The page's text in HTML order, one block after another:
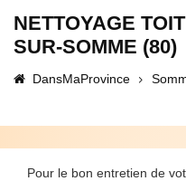
NETTOYAGE
SUR-SOMME (80)
DansMaProvince
Pour le bon entretien de